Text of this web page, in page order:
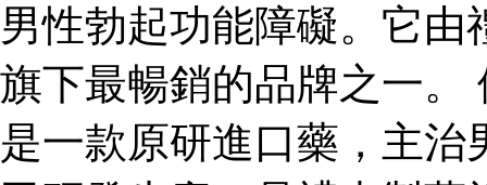
男性勃起功能障礙。它
旗下最暢銷的品牌之一。
是一款原研進口藥，主